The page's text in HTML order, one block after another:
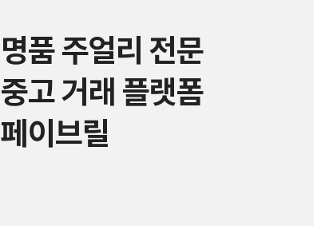
명품 주얼리 전문
중고 거래 플랫폼
페이브릴